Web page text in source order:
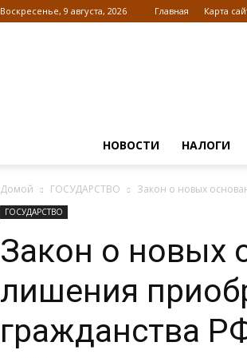
Воскресенье, 9 августа, 2026 Главная Карта
НОВОСТИ НАЛОГИ
Домой ГОСУДАРСТВО Закон о новых
ГОСУДАРСТВО
Закон о новых
лишения
гражданства